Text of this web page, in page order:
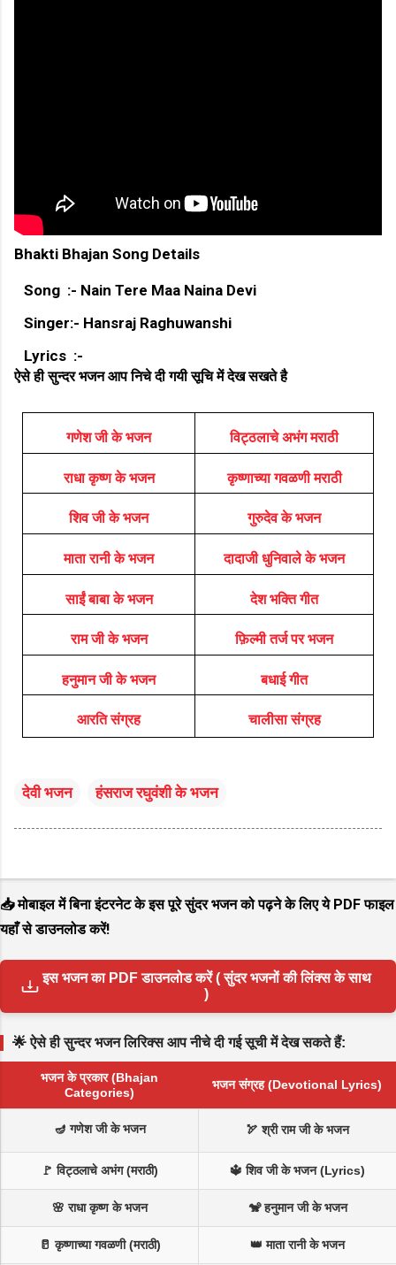
Bhakti Bhajan Song Details
Song :- Nain Tere Maa Naina Devi
Singer:- Hansraj Raghuwanshi
Lyrics :-
ऐसे ही सुन्दर भजन आप निचे दी गयी सूचि में देख सखते है
गणेश जी के भजन विट्ठलाचे अभंग मराठी
राधा कृष्ण के भजन कृष्णाच्या गवळणी मराठी
शिव जी के भजन गुरुदेव के भजन
माता रानी के भजन दादाजी धुनिवाले के भजन
साईं बाबा के भजन देश भक्ति गीत
राम जी के भजन फ़िल्मी तर्ज पर भजन
हनुमान जी के भजन बधाई गीत
आरति संग्रह चालीसा संग्रह
देवी भजन हंसराज रघुवंशी के भजन
📥 मोबाइल में बिना इंटरनेट के इस पूरे सुंदर भजन को पढ़ने के लिए ये PDF फाइल
यहाँ से डाउनलोड करें!
इस भजन का PDF डाउनलोड करें ( सुंदर भजनों की लिंक्स के साथ
)
🌟 ऐसे ही सुन्दर भजन लिरिक्स आप नीचे दी गई सूची में देख सकते हैं:
भजन के प्रकार (Bhajan
Categories)
भजन संग्रह (Devotional Lyrics)
🪔 गणेश जी के भजन 🏹 श्री राम जी के भजन
🚩 विट्ठलाचे अभंग (मराठी) 🔱 शिव जी के भजन (Lyrics)
🌸 राधा कृष्ण के भजन 🐒 हनुमान जी के भजन
🥛 कृष्णाच्या गवळणी (मराठी) 👑 माता रानी के भजन